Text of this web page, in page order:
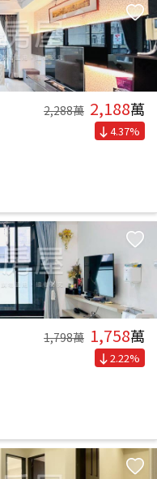
2,288萬 2,188萬
4.37%
1,798萬 1,758萬
2.22%